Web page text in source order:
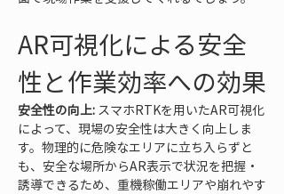
AR可視化による安全
性と作業効率への効果
安全性の向上: スマホRTKを用いたAR可視化
によって、現場の安全性は大きく向上しま
す。物理的に危険なエリアに立ち入らずと
も、安全な場所からAR表示で状況を把握・
誘導できるため、重機稼働エリアや崩れやす